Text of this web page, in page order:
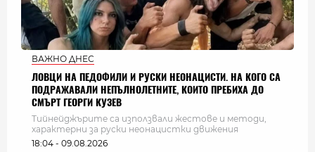
ВАЖНО ДНЕС
ЛОВЦИ НА ПЕДОФИЛИ И РУСКИ НЕОНАЦИСТИ. НА КОГО СА
ПОДРАЖАВАЛИ НЕПЪЛНОЛЕТНИТЕ, КОИТО ПРЕБИХА ДО
СМЪРТ ГЕОРГИ КУЗЕВ
Тийнейджърите са използвали жестове и методи,
характерни за руски неонацистки движения
18:04 - 09.08.2026